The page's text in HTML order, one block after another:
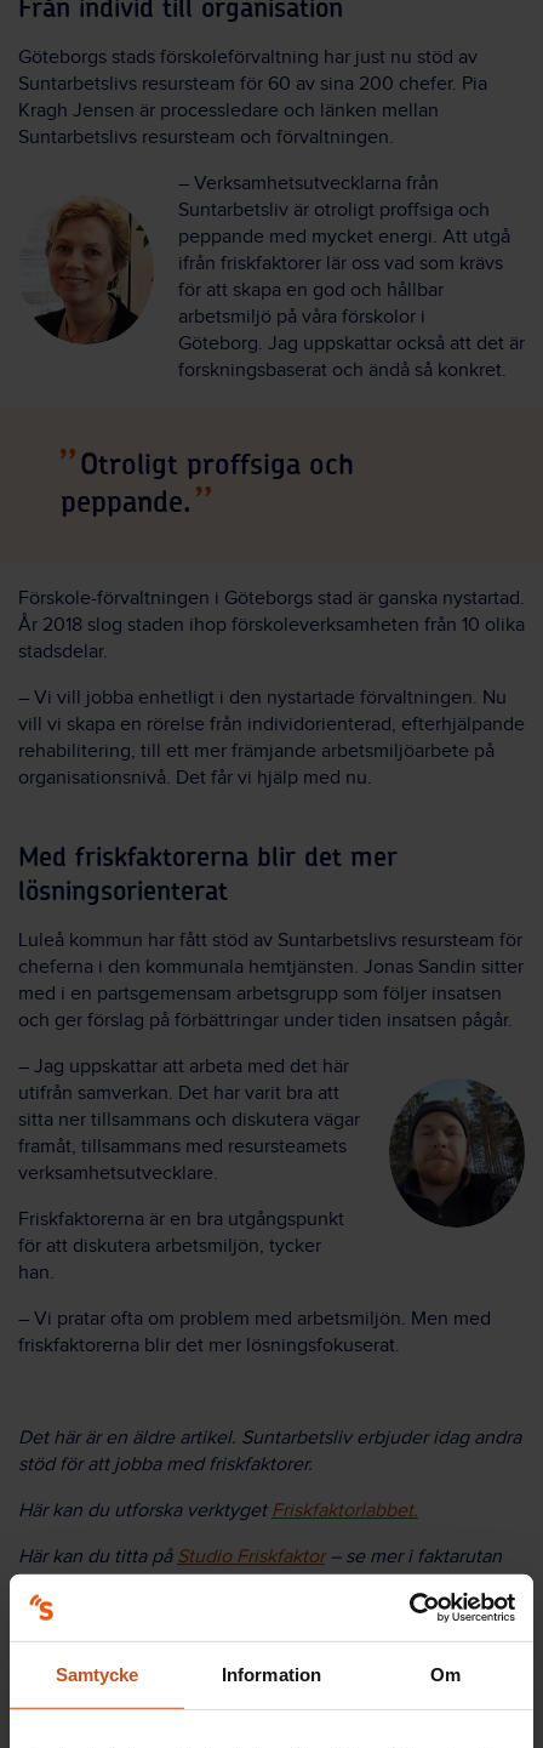
Samtycke Information Om
Från individ till organisation
Göteborgs stads förskoleförvaltning har just nu stöd av
Suntarbetslivs resursteam för 60 av sina 200 chefer. Pia
Kragh Jensen är processledare och länken mellan
Suntarbetslivs resursteam och förvaltningen.
– Verksamhetsutvecklarna från
Suntarbetsliv är otroligt proffsiga och
peppande med mycket energi. Att utgå
ifrån friskfaktorer lär oss vad som krävs
för att skapa en god och hållbar
arbetsmiljö på våra förskolor i
Göteborg. Jag uppskattar också att det är
forskningsbaserat och ändå så konkret.
Otroligt proffsiga och
peppande.
Förskole-förvaltningen i Göteborgs stad är ganska nystartad.
År 2018 slog staden ihop förskoleverksamheten från 10 olika
stadsdelar.
– Vi vill jobba enhetligt i den nystartade förvaltningen. Nu
vill vi skapa en rörelse från individorienterad, efterhjälpande
rehabilitering, till ett mer främjande arbetsmiljöarbete på
organisationsnivå. Det får vi hjälp med nu.
Med friskfaktorerna blir det mer
lösningsorienterat
Luleå kommun har fått stöd av Suntarbetslivs resursteam för
cheferna i den kommunala hemtjänsten. Jonas Sandin sitter
med i en partsgemensam arbetsgrupp som följer insatsen
och ger förslag på förbättringar under tiden insatsen pågår.
– Jag uppskattar att arbeta med det här
utifrån samverkan. Det har varit bra att
sitta ner tillsammans och diskutera vägar
framåt, tillsammans med resursteamets
verksamhetsutvecklare.
Friskfaktorerna är en bra utgångspunkt
för att diskutera arbetsmiljön, tycker
han.
– Vi pratar ofta om problem med arbetsmiljön. Men med
friskfaktorerna blir det mer lösningsfokuserat.
Det här är en äldre artikel. Suntarbetsliv erbjuder idag andra
stöd för att jobba med friskfaktorer.
Här kan du utforska verktyget Friskfaktorlabbet.
Här kan du titta på Studio Friskfaktor– se mer i faktarutan
De åtta friskfaktorerna